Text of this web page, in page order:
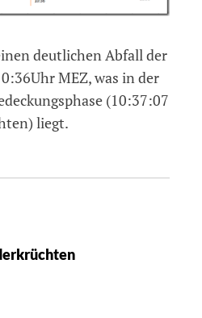
deutlichen Abfall der
MEZ, was in der
(10:37:07
liegt.